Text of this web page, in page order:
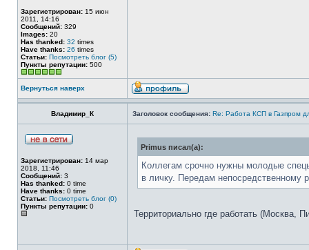
Зарегистрирован: 15 июн
2011, 14:16
Сообщений: 329
Images: 20
Has thanked: 32 times
Have thanks: 26 times
Статьи: Посмотреть блог (5)
Пункты репутации: 500
Вернуться наверх
Владимир_К Заголовок сообщения: Re: Работа КСП в Газпром
Зарегистрирован: 14 мар
2018, 11:46
Сообщений: 3
Has thanked: 0 time
Have thanks: 0 time
Статьи: Посмотреть блог (0)
Пункты репутации: 0
Primus писал(а):
Коллегам срочно нужны молодые
в личку. Передам непосредственному
Территориально где работать (Москва,